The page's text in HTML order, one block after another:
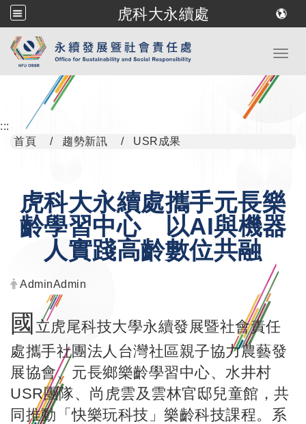
虎科大永續處
跳到主要內容
:::
首頁
趨勢新訊 USR成果
虎科大永續處攜手元長樂
齡學習中心 以AI與機器
人實踐高齡數位共融
發布者：
AdminAdmin
國 立虎尾科技大學永續發展暨社會責任
處攜手社團法人台灣社區親子協力農藝發
展協會、元長鄉樂齡學習中心、水井村
USR團隊、尚虎雲及雲林官邸兒童館，共
同推動「快樂玩科技」樂齡科技課程。系